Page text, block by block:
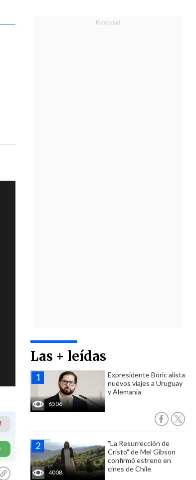
Las + leídas
6506
Expresidente Boric alista
nuevos viajes a Uruguay
y Alemania
4008
"La Resurrección de
Cristo" de Mel Gibson
confirmó estreno en
cines de Chile